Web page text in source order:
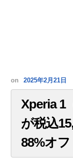
on 2025年2月21日
Xperia 1
が税込
88%オフ